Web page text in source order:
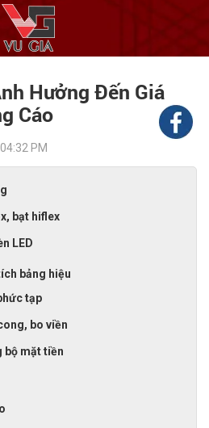
Hưởng Đến Giá
Cáo
PM
bạt hiflex
LED
bảng hiệu
tạp
bo viền
bộ mặt tiền